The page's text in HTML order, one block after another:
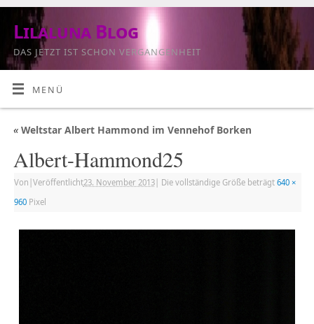
Lilaluna Blog
DAS JETZT IST SCHON VERGANGENHEIT
MENÜ
«Weltstar Albert Hammond im Vennehof Borken
Albert-Hammond25
Von Veröffentlicht23. November 2013| Die vollständige Größe beträgt 640 ×
960Pixel